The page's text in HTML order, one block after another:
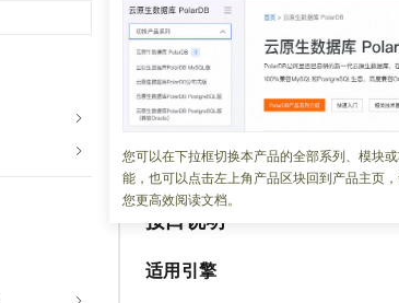
您可以在下拉框切换本产品的全部系列、模块
能，也可以点击左上角产品区块回到产品主页
您更高效阅读文档。
CloneDBInstance
更新时间：2026-05-07 13:39:01
该接口用于将历史数据恢复至一个新
接口说明
适用引擎
大模型
文本生成
Qwen3.8-Max HOT
智能体时代全能旗舰模型
Qwen3.7-Plus
大模型服务与应用平台
千问大模型
多元化、高性能、安全可靠的大模型服务
无影云电脑
随时随地安全接入的云上超级电脑
云解析DNS
云原生大数据计算服务 MaxCompute
面向分析的企业级SaaS模式云数据仓库
上传文档即自动完成翻译和格式还原
GLM-5.2：长任务时代开源旗舰模型
真正可用的 1M 上下文,一次完成代码全链路开发
Hermes Agent，打造自进化智能体
自主进化，持久记忆，越用越聪明
快速拥有专属 OpenClaw
云服务器38元/年起，超值低价云产品抢先购
官方推荐返现计划
推荐新用户得奖励，单订单最高返9万
云工开物
高校专属算力普惠，学生认证享300元代金券
免费试用
解决方案免费试用 新老同享
最高领取价值200元试用点，立即开启云上创新
云上成本管理
管理和优化成本
多端小程序
Salesforce 国际版订阅
友盟天域
观测云
Tuya 物联网平台阿里云版
蓝凌 OA
电子合同
咨询伙伴
销售伙伴合作计划
Salesforce On Alibaba Cloud
Consulting Partner 合作计划
AI 大模型销售与服务生态合作计划
售后服务
自助服务
工单服务
短信专区
技术领先
稳定可靠
安全合规
分析师报告
研究报告与白皮书